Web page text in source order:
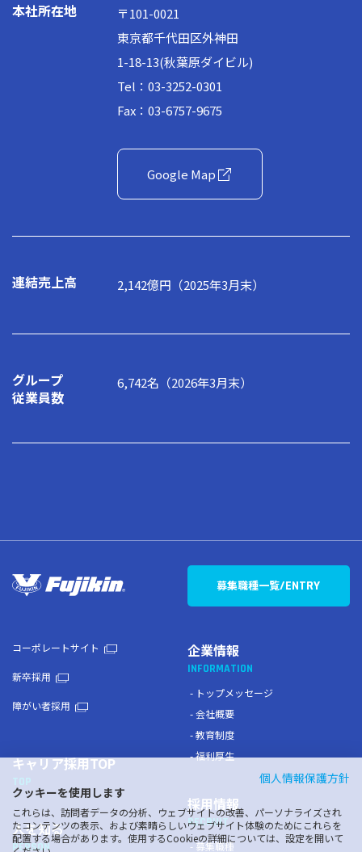
本社所在地
〒101-0021
東京都千代田区外神田
1-18-13(秋葉原ダイビル)
Tel：03-3252-0301
Fax：03-6757-9675
Google Map
連結売上高 2,142億円（2025年3月末）
グループ
従業員数
6,742名（2026年3月末）
コーポレートサイト
新卒採用
障がい者採用
募集職種一覧/ENTRY
キャリア採用TOP
人を知る
PERSON
企業情報
INFORMATION
トップメッセージ
会社概要
教育制度
福利厚生
採用情報
RECRUIT
募集職種
個人情報保護方針
クッキーを使用します
これらは、訪問者データの分析、ウェブサイトの改善、パーソナライズされ
たコンテンツの表示、および素晴らしいウェブサイト体験のためにこれらを
配置する場合があります。使用するCookieの詳細については、設定を開いて